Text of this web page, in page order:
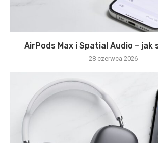
AirPods Max i Spatial Audio – jak
28 czerwca 2026